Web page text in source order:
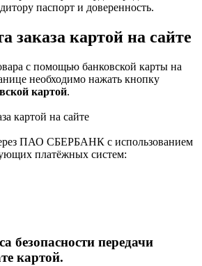
паспорт и доверенность.
заказа картой на сайте
с помощью банковской карты на
необходимо нажать кнопку
картой.
ПАО СБЕРБАНК с использованием
платёжных систем:
безопасности передачи
картой.